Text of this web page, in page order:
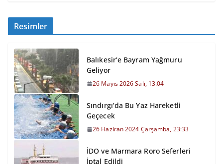
Resimler
Balıkesir’e Bayram Yağmuru
Geliyor
26 Mayıs 2026 Salı, 13:04
Sındırgı’da Bu Yaz Hareketli
Geçecek
26 Haziran 2024 Çarşamba, 23:33
İDO ve Marmara Roro Seferleri
İptal Edildi